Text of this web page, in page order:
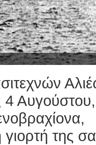
4
της